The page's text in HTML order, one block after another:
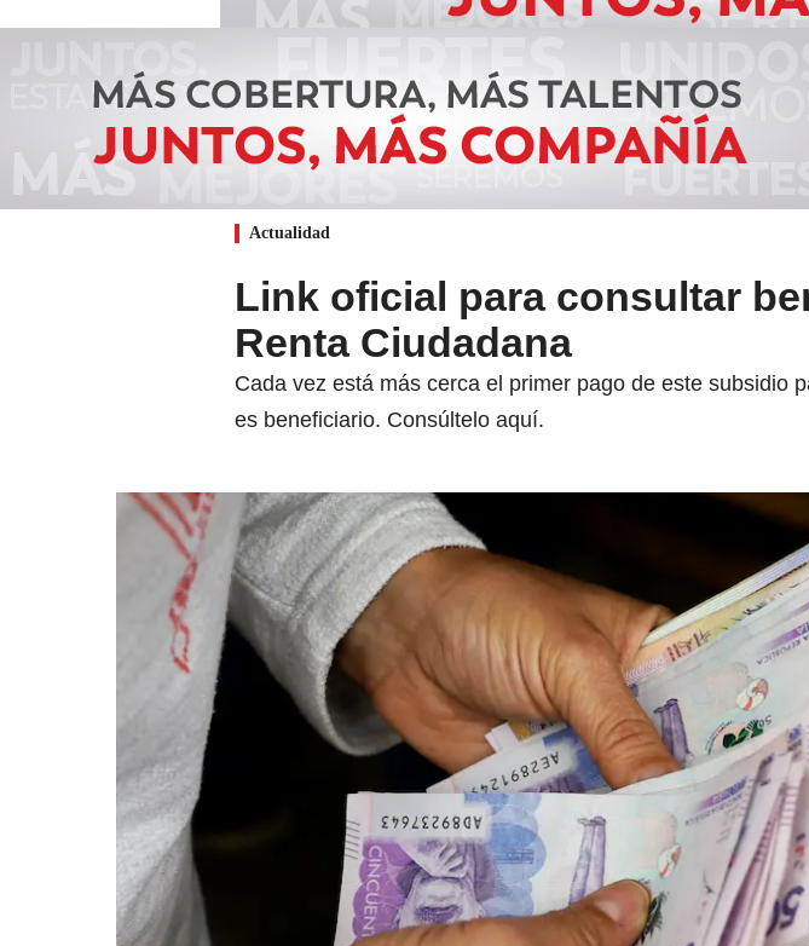
Actualidad
Link oficial para consultar
Renta Ciudadana
Cada vez está más cerca el primer pago de este subsidio
es beneficiario. Consúltelo aquí.